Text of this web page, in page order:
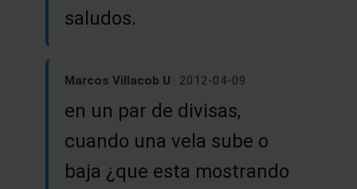
saludos.
Marcos Villacob U · 2012-04-09
en un par de divisas,
cuando una vela sube o
baja ¿que esta mostrando